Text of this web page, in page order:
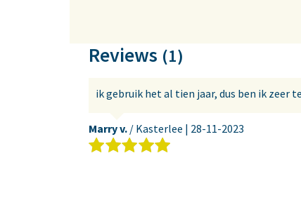
Reviews (1)
ik gebruik het al tien jaar, dus ben ik zeer
Marry v. / Kasterlee | 28-11-2023